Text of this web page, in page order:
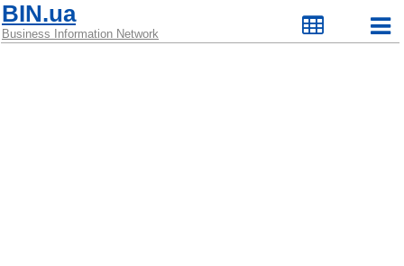
BIN.ua
Business Information Network